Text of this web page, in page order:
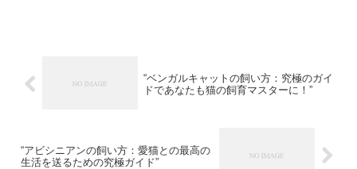
“ベンガルキャットの飼い方：究極のガイ
ドであなたも猫の飼育マスターに！”
“アビシニアンの飼い方：愛猫との最高の
生活を送るための究極ガイド”